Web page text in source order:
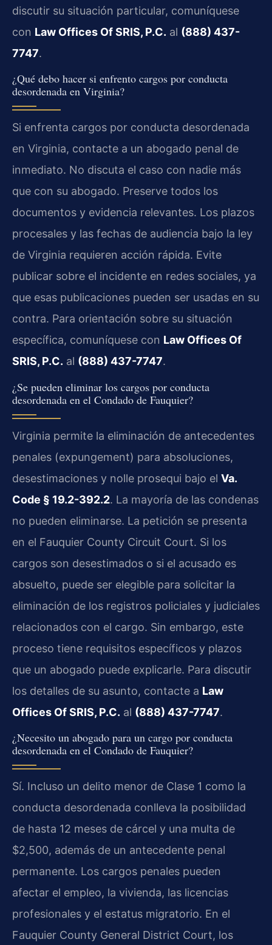
discutir su situación particular, comuníquese
con Law Offices Of SRIS, P.C. al (888) 437-
7747.
¿Qué debo hacer si enfrento cargos por conducta
desordenada en Virginia?
Si enfrenta cargos por conducta desordenada
en Virginia, contacte a un abogado penal de
inmediato. No discuta el caso con nadie más
que con su abogado. Preserve todos los
documentos y evidencia relevantes. Los plazos
procesales y las fechas de audiencia bajo la ley
de Virginia requieren acción rápida. Evite
publicar sobre el incidente en redes sociales, ya
que esas publicaciones pueden ser usadas en su
contra. Para orientación sobre su situación
específica, comuníquese con Law Offices Of
SRIS, P.C. al (888) 437-7747.
¿Se pueden eliminar los cargos por conducta
desordenada en el Condado de Fauquier?
Virginia permite la eliminación de antecedentes
penales (expungement) para absoluciones,
desestimaciones y nolle prosequi bajo el Va.
Code § 19.2-392.2. La mayoría de las condenas
no pueden eliminarse. La petición se presenta
en el Fauquier County Circuit Court. Si los
cargos son desestimados o si el acusado es
absuelto, puede ser elegible para solicitar la
eliminación de los registros policiales y judiciales
relacionados con el cargo. Sin embargo, este
proceso tiene requisitos específicos y plazos
que un abogado puede explicarle. Para discutir
los detalles de su asunto, contacte a Law
Offices Of SRIS, P.C. al (888) 437-7747.
¿Necesito un abogado para un cargo por conducta
desordenada en el Condado de Fauquier?
Sí. Incluso un delito menor de Clase 1 como la
conducta desordenada conlleva la posibilidad
de hasta 12 meses de cárcel y una multa de
$2,500, además de un antecedente penal
permanente. Los cargos penales pueden
afectar el empleo, la vivienda, las licencias
profesionales y el estatus migratorio. En el
Fauquier County General District Court, los